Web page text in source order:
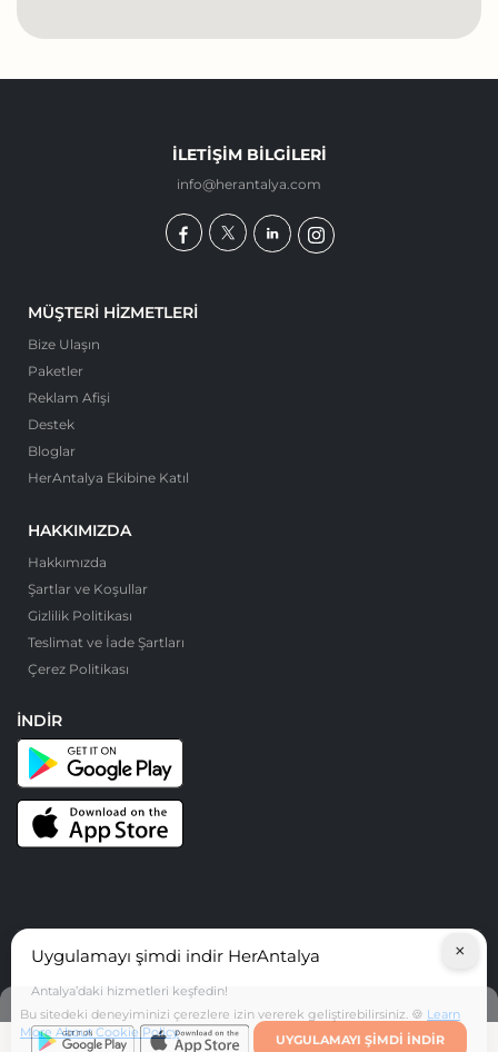
İLETIŞIM BILGILERI
info@herantalya.com
MÜŞTERI HIZMETLERI
Bize Ulaşın
Paketler
Reklam Afişi
Destek
Bloglar
HerAntalya Ekibine Katıl
HAKKIMIZDA
Hakkımızda
Şartlar ve Koşullar
Gizlilik Politikası
Teslimat ve İade Şartları
Çerez Politikası
İNDIR
© HerAntalya. 2026. Tüm Hakları Saklıdır
Uygulamayı şimdi indir HerAntalya
Antalya’daki hizmetleri keşfedin!
UYGULAMAYI ŞIMDI INDIR
×
Bu sitedeki deneyiminizi çerezlere izin vererek geliştirebilirsiniz. 🍪 Learn
More About Cookie Policy